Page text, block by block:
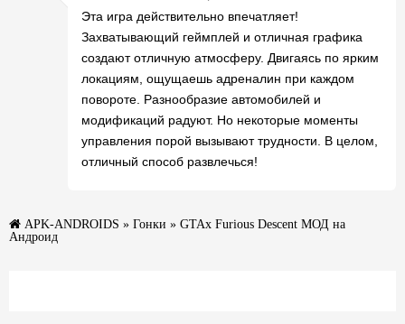
Эта игра действительно впечатляет!
Захватывающий геймплей и отличная графика
создают отличную атмосферу. Двигаясь по ярким
локациям, ощущаешь адреналин при каждом
повороте. Разнообразие автомобилей и
модификаций радуют. Но некоторые моменты
управления порой вызывают трудности. В целом,
отличный способ развлечься!
APK-ANDROIDS » Гонки » GTAx Furious Descent МОД на
Андроид